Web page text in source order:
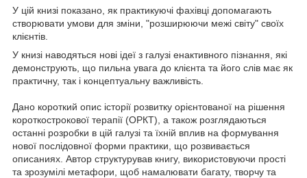
У цій книзі показано, як практикуючі фахівці допомагають
створювати умови для зміни, "розширюючи межі світу" своїх
клієнтів.
У книзі наводяться нові ідеї з галузі енактивного пізнання, які
демонструють, що пильна увага до клієнта та його слів має як
практичну, так і концептуальну важливість
Дано короткий опис історії розвитку орієнтованої на рішення
короткострокової терапії (ОРКТ), а також розглядаються
останні розробки в цій галузі та їхній вплив на формування
нової послідовної форми практики, що розвивається
описаниях. Автор структурував книгу, використовуючи прості
та зрозумілі метафори, щоб намалювати багату, творчу та